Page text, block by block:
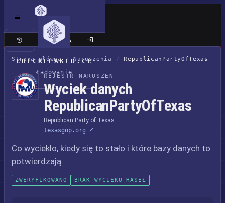
CHECKLEAKED.CC
Ładowanie
Klasyczna wersja
Strona główna / Naruszenia / RepublicanPartyOfTexas
REJESTR NARUSZEŃ
Wyciek danych
RepublicanPartyOfTexas
Republican Party of Texas
texasgop.org
Co wyciekło, kiedy się to stało i które bazy danych to
potwierdzają.
ZWERYFIKOWANO BRAK WYCIEKU HASEŁ